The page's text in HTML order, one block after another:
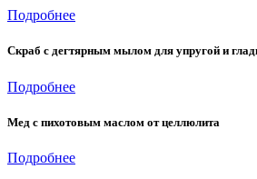
Подробнее
Скраб с дегтярным мылом для упругой и
Подробнее
Мед с пихотовым маслом от целлюлита
Подробнее